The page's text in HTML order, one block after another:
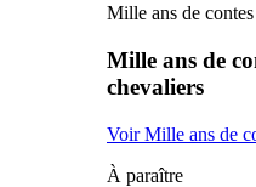
Mille ans de contes
Mille ans de
chevaliers
Voir Mille ans de
À paraître